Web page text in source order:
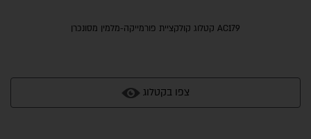
AC179 קטלוג קולקציית פורמייקה-מלמין מסונכרן
צפו בקטלוג